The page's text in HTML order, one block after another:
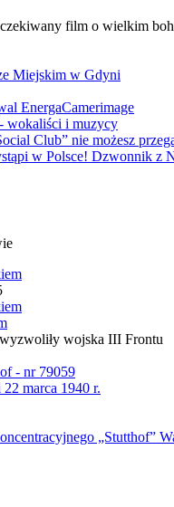
film o wielkim
Miejskim w Gdyni
EnergaCamerimage
wokaliści i muzycy
Club” nie możesz
w Polsce! Dzwonnik z
wojska III Frontu
- nr 79059
marca 1940 r.
„Stutthof”